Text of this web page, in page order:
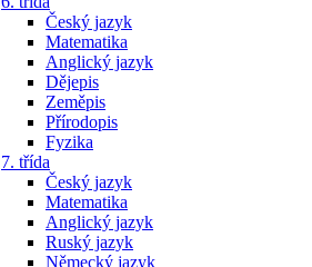
Český jazyk
Matematika
Anglický jazyk
Dějepis
Zeměpis
Přírodopis
Fyzika
7. třída
Český jazyk
Matematika
Anglický jazyk
Ruský jazyk
Německý jazyk